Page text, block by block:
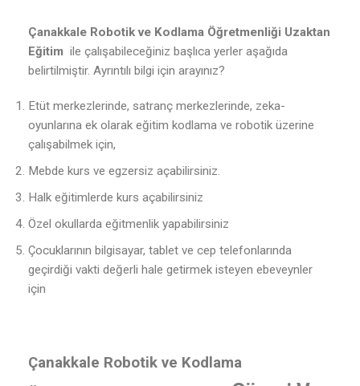
Çanakkale Robotik ve Kodlama Öğretmenliği Uzaktan
Eğitim ile çalışabileceğiniz başlıca yerler aşağıda
belirtilmiştir. Ayrıntılı bilgi için arayınız?
Etüt merkezlerinde, satranç merkezlerinde, zeka-
oyunlarına ek olarak eğitim kodlama ve robotik üzerine
çalışabilmek için,
Mebde kurs ve egzersiz açabilirsiniz.
Halk eğitimlerde kurs açabilirsiniz
Özel okullarda eğitmenlik yapabilirsiniz
Çocuklarının bilgisayar, tablet ve cep telefonlarında
geçirdiği vakti değerli hale getirmek isteyen ebeveynler
için
Çanakkale Robotik ve Kodlama